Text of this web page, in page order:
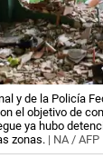
y de la Policía
el objetivo de
ya hubo
zonas. | NA / AFP